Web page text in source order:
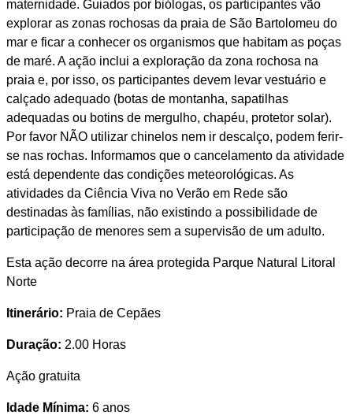
maternidade. Guiados por biólogas, os participantes vão
explorar as zonas rochosas da praia de São Bartolomeu do
mar e ficar a conhecer os organismos que habitam as poças
de maré. A ação inclui a exploração da zona rochosa na
praia e, por isso, os participantes devem levar vestuário e
calçado adequado (botas de montanha, sapatilhas
adequadas ou botins de mergulho, chapéu, protetor solar).
Por favor NÃO utilizar chinelos nem ir descalço, podem ferir-
se nas rochas. Informamos que o cancelamento da atividade
está dependente das condições meteorológicas. As
atividades da Ciência Viva no Verão em Rede são
destinadas às famílias, não existindo a possibilidade de
participação de menores sem a supervisão de um adulto.
Esta ação decorre na área protegida Parque Natural Litoral
Norte
Itinerário: Praia de Cepães
Duração: 2.00 Horas
Ação gratuita
Idade Mínima: 6 anos